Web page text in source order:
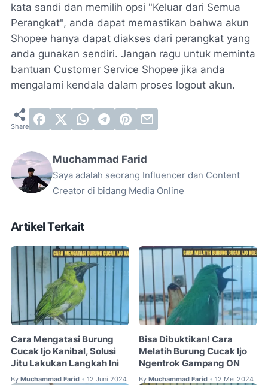
kata sandi dan memilih opsi "Keluar dari Semua
Perangkat", anda dapat memastikan bahwa akun
Shopee hanya dapat diakses dari perangkat yang
anda gunakan sendiri. Jangan ragu untuk meminta
bantuan Customer Service Shopee jika anda
mengalami kendala dalam proses logout akun.
Muchammad Farid
Saya adalah seorang Influencer dan Content
Creator di bidang Media Online
Artikel Terkait
Cara Mengatasi Burung
Cucak Ijo Kanibal, Solusi
Jitu Lakukan Langkah Ini
By Muchammad Farid • 12 Juni 2024
Bisa Dibuktikan! Cara
Melatih Burung Cucak Ijo
Ngentrok Gampang ON
By Muchammad Farid • 12 Mei 2024